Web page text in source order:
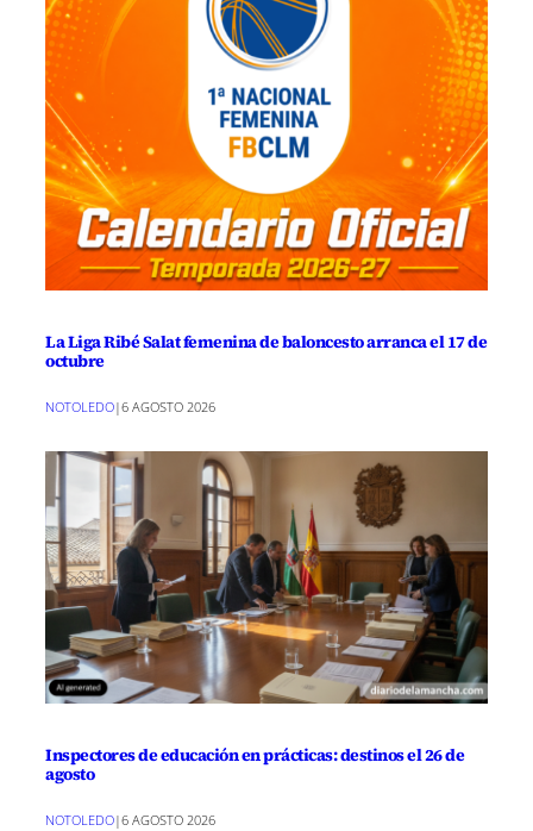
La Liga Ribé Salat femenina de baloncesto arranca el 17 de
octubre
NOTOLEDO|6 AGOSTO 2026
Inspectores de educación en prácticas: destinos el 26 de
agosto
NOTOLEDO|6 AGOSTO 2026